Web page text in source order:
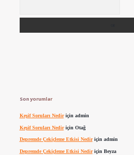
Son yorumlar
Keşif Soruları Nediriçin admin
Keşif Soruları Nediriçin Otağ
Depremde Çekiçleme Etkisi Nediriçin admin
Depremde Çekiçleme Etkisi Nediriçin Beyza